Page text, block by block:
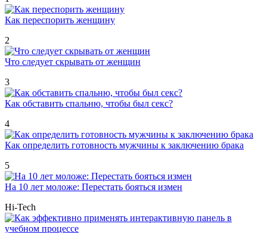
Как переспорить женщину
2
Что следует скрывать от женщин
3
Как обставить спальню, чтобы был секс?
4
Как определить готовность мужчины к заключению брака
5
На 10 лет моложе: Перестать бояться измен
Hi-Tech